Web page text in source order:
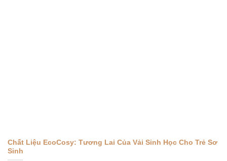
Chất Liệu EcoCosy: Tương Lai Của Vải Sinh Học Cho Trẻ Sơ
Sinh